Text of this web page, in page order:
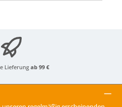
Lieferung ab 99 €